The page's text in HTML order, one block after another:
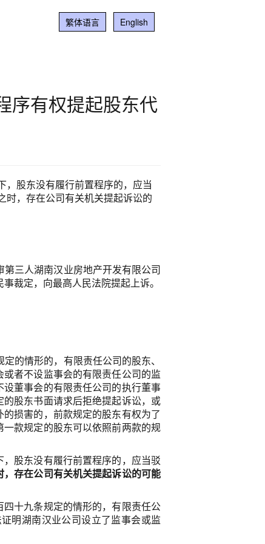
English
繁体语言
序有权提起股东代
，股东没有履行前置程序的，应当
时，存在公司有关机关提起诉讼的
三人湖南汉业房地产开发有限公司
裁定，向最高人民法院提起上诉。
的情形的，有限责任公司的股东、
者不设监事会的有限责任公司的监
董事会的有限责任公司的执行董事
股东书面请求后拒绝提起诉讼，或
损害的，前款规定的股东有权为了
款规定的股东可以依照前两款的规
股东没有履行前置程序的，应当驳
存在公司有关机关提起诉讼的可能
十九条规定的情形的，有限责任公
明湖南汉业公司设立了监事会或监